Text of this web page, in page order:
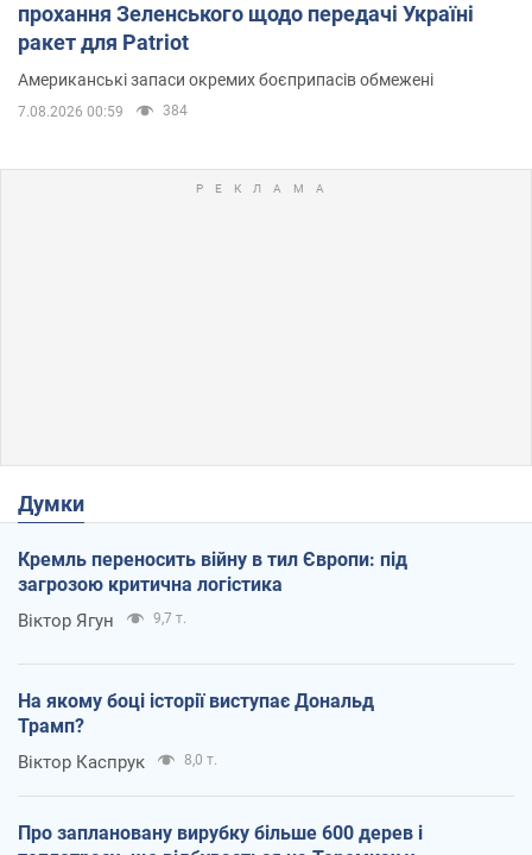
прохання Зеленського щодо передачі Україні
ракет для Patriot
Американські запаси окремих боєприпасів обмежені
7.08.2026 00:59 384
Думки
Кремль переносить війну в тил Європи: під
загрозою критична логістика
Віктор Ягун 9,7 т.
На якому боці історії виступає Дональд
Трамп?
Віктор Каспрук 8,0 т.
Про заплановану вирубку більше 600 дерев і